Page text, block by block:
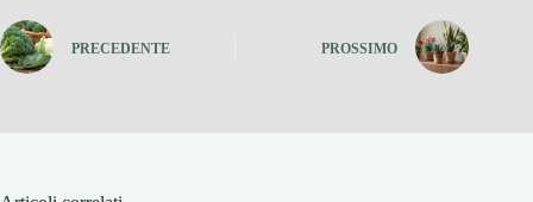
PRECEDENTE PROSSIMO